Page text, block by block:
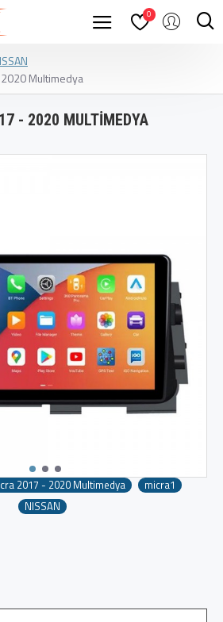
0
Multimedya
- 2020 MULTIMEDYA
2017 - 2020 Multimedya
micra1
NISSAN